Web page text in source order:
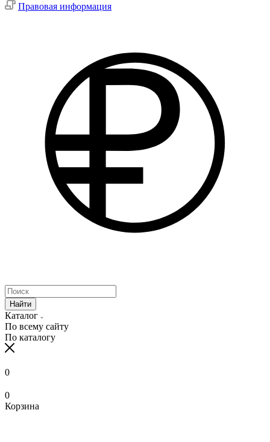
Правовая информация
Найти
Каталог
По всему сайту
По каталогу
0
0
Корзина